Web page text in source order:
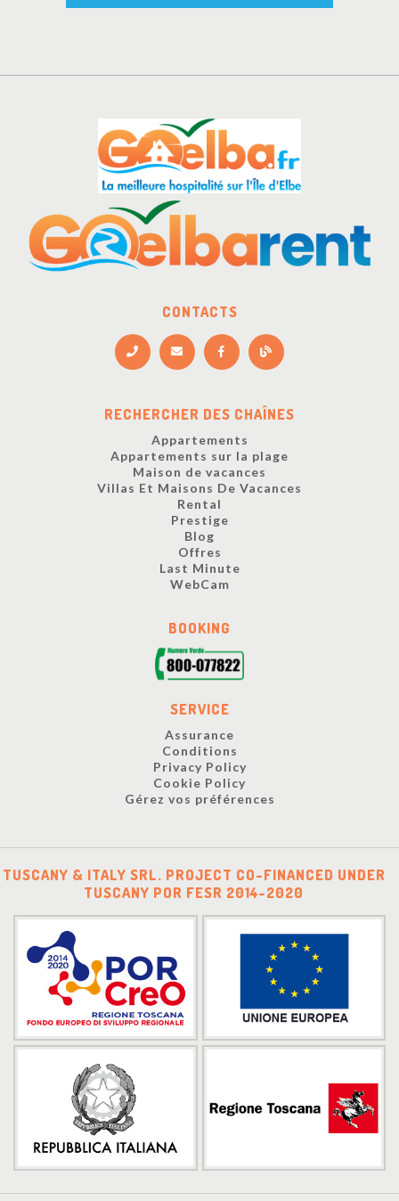
CONTACTS
RECHERCHER DES CHAÎNES
Appartements
Appartements sur la plage
Maison de vacances
Villas Et Maisons De Vacances
Rental
Prestige
Blog
Offres
Last Minute
WebCam
BOOKING
SERVICE
Assurance
Conditions
Privacy Policy
Cookie Policy
Gérez vos préférences
TUSCANY & ITALY SRL. PROJECT CO-FINANCED UNDER
TUSCANY POR FESR 2014-2020